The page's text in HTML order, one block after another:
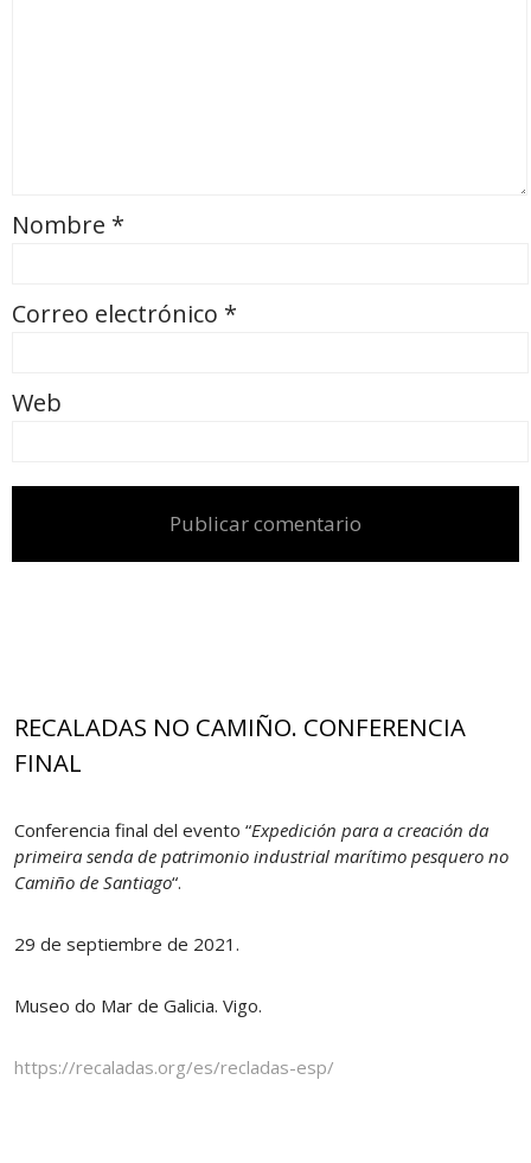
Nombre *
Correo electrónico *
Web
RECALADAS NO CAMIÑO. CONFERENCIA
FINAL
Conferencia final del evento “Expedición para a creación da
primeira senda de patrimonio industrial marítimo pesquero no
Camiño de Santiago“.
29 de septiembre de 2021.
Museo do Mar de Galicia. Vigo.
https://recaladas.org/es/recladas-esp/